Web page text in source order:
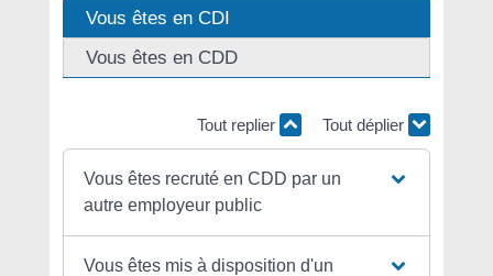
Vous êtes en CDI
Vous êtes en CDD
Tout replier Tout déplier
Vous êtes recruté en CDD par un
autre employeur public
Vous êtes mis à disposition d'un